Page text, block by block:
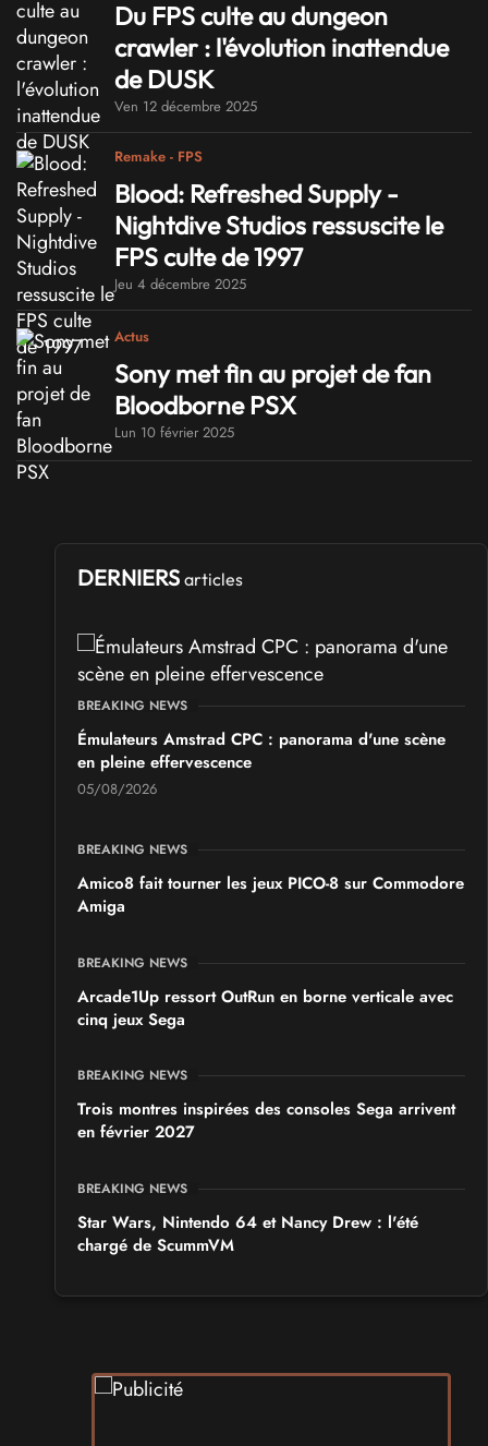
Du FPS culte au dungeon
crawler : l'évolution inattendue
de DUSK
Ven 12 décembre 2025
Remake - FPS
Blood: Refreshed Supply -
Nightdive Studios ressuscite le
FPS culte de 1997
Jeu 4 décembre 2025
Actus
Sony met fin au projet de fan
Bloodborne PSX
Lun 10 février 2025
DERNIERS articles
BREAKING NEWS
Émulateurs Amstrad CPC : panorama d'une scène
en pleine effervescence
05/08/2026
BREAKING NEWS
Amico8 fait tourner les jeux PICO-8 sur Commodore
Amiga
BREAKING NEWS
Arcade1Up ressort OutRun en borne verticale avec
cinq jeux Sega
BREAKING NEWS
Trois montres inspirées des consoles Sega arrivent
en février 2027
BREAKING NEWS
Star Wars, Nintendo 64 et Nancy Drew : l'été
chargé de ScummVM